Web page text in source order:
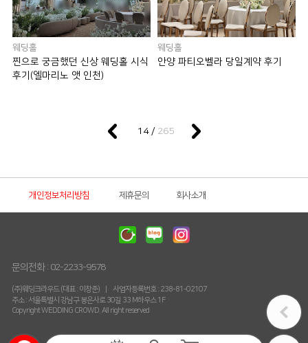
웨딩홀
찐으로 궁금했던 신상 웨딩홀 시식
후기(엘마리노 앳 인천)
웨딩홀
안양 파티오벨라 당일계약 후기
14 /265
개인정보처리방침 제휴문의 회사소개
문의전화 : 02-2233-9578
(주)웨딩크라우드 (대표 : 이창준)
사업자등록번호 : 238-81-02107
주소 : 서울특별시 강남구 봉은사로 30길 33 M하우스 1F
Copyright WEDDING CROWD. All right reserved